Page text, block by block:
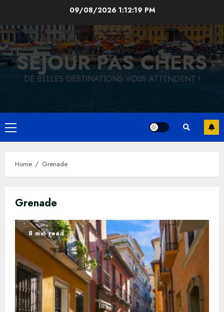
content
09/08/2026 1:12:19 PM
SÉJOUR PAS CHERS
DE BELLES DESTINATIONS VOUS ATTENDENT !
Primary
Menu
Home Grenade
Grenade
8 min read